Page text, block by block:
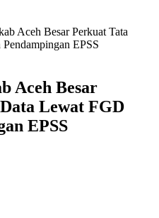
Aceh Besar Perkuat Tata
EPSS
Aceh Besar
Lewat FGD
EPSS